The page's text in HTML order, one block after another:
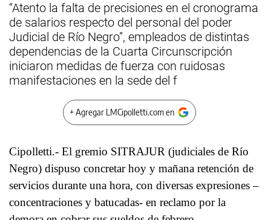
“Atento la falta de precisiones en el cronograma
de salarios respecto del personal del poder
Judicial de Río Negro”, empleados de distintas
dependencias de la Cuarta Circunscripción
iniciaron medidas de fuerza con ruidosas
manifestaciones en la sede del f
+ Agregar LMCipolletti.com en
Cipolletti.- El gremio SITRAJUR (judiciales de Río
Negro) dispuso concretar hoy y mañana retención de
servicios durante una hora, con diversas expresiones –
concentraciones y batucadas- en reclamo por la